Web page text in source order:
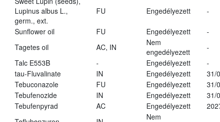
Lupinus albus L.,
germ., ext.
FU Engedélyezett -
Sunflower oil FU Engedélyezett
-
Tagetes oil
AC, IN
Nem
engedélyezett
-
Talc E553B
- Engedélyezett
-
tau-Fluvalinate
IN Engedélyezett
31/
Tebuconazole
FU Engedélyezett
31/
Tebufenozide
IN Engedélyezett
31/
Tebufenpyrad
AC Engedélyezett
Nem